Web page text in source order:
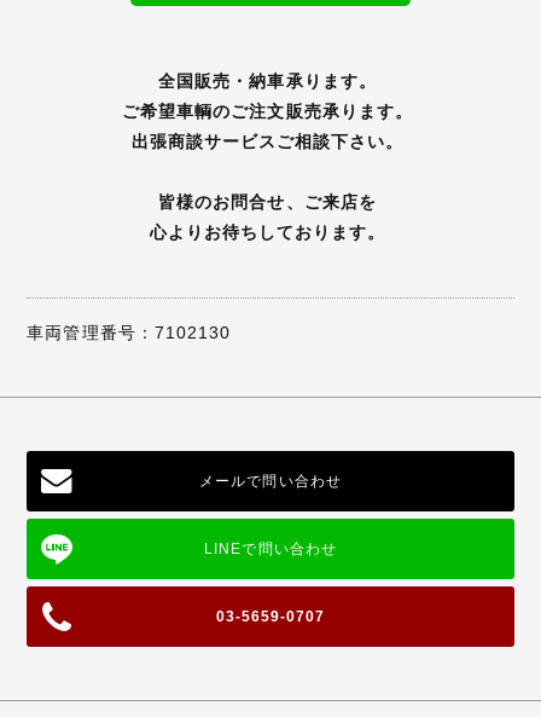
全国販売・納車承ります。
ご希望車輌のご注文販売承ります。
出張商談サービスご相談下さい。
皆様のお問合せ、ご来店を
心よりお待ちしております。
車両管理番号：7102130
メールで問い合わせ
03-5659-0707